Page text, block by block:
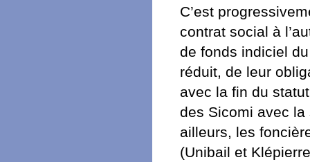
C’est
contrat social à
de fonds indiciel
réduit, de leur
avec la fin du
des Sicomi avec
ailleurs, les
(Unibail et